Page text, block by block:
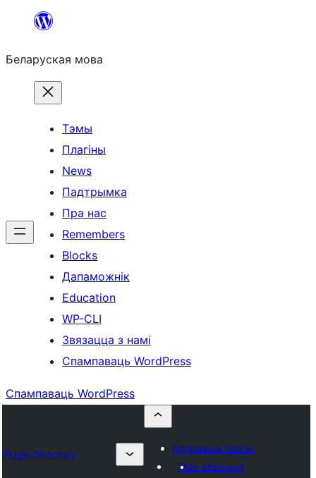
Перайсці
змесціва
Беларуская мова
Тэмы
Плагіны
News
Падтрымка
Пра нас
Remembers
Blocks
Дапаможнік
Education
WP-CLI
Звязацца з намі
Спампаваць WordPress
Спампаваць WordPress
Plugin Directory
Адправіць плагін
Мае абраныя